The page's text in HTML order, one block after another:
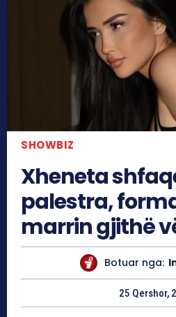
SHOWBIZ
Xheneta
palestra,
marrin gjithë
Botuar nga:
25 Qershor,